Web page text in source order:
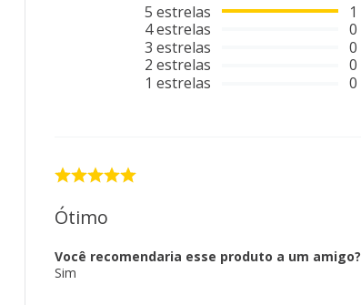
5 estrelas
4estrelas
3 estrelas
2 estrelas
1 estrelas
1
0
0
0
0
Ótimo
Você recomendaria esse produto a um amigo?
Sim